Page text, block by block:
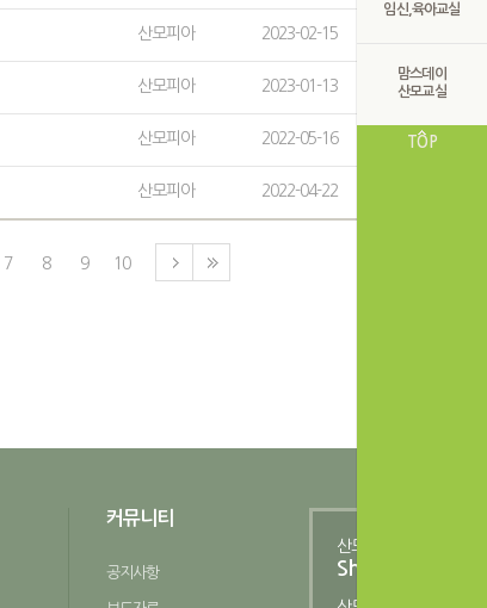
임신,육아교실
맘스데이
산모교실
TOP
산모피아 2023-02-15
산모피아 2023-01-13 11227
산모피아 2022-05-16 11271
산모피아 2022-04-22
7 8 9 10
커뮤니티
공지사항
산모피아
Shopping Mall